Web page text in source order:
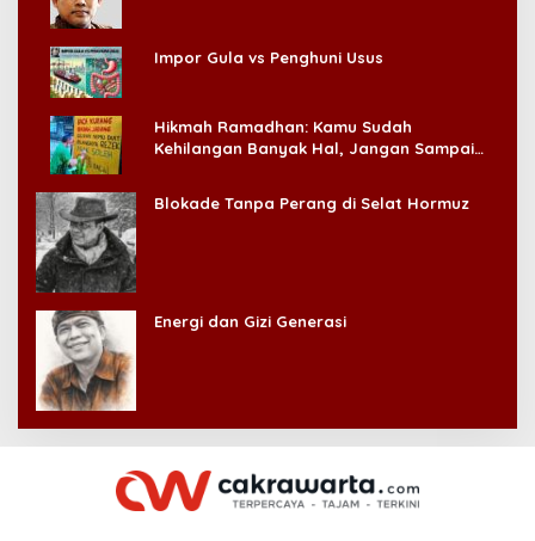
Impor Gula vs Penghuni Usus
Hikmah Ramadhan: Kamu Sudah
Kehilangan Banyak Hal, Jangan Sampai
Blokade Tanpa Perang di Selat Hormuz
Energi dan Gizi Generasi